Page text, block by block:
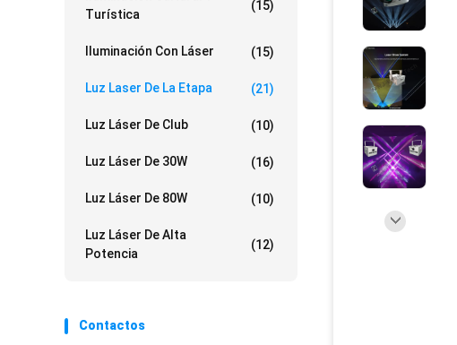
Turística
(15)
Iluminación Con Láser (15)
Luz Laser De La Etapa (21)
Luz Láser De Club (10)
Luz Láser De 30W (16)
Luz Láser De 80W (10)
Luz Láser De Alta
Potencia
(12)
Contactos